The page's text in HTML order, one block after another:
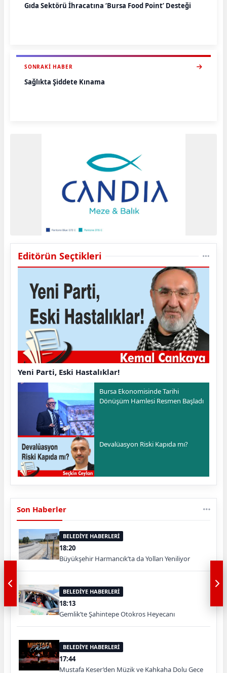
Gıda Sektörü İhracatına ‘Bursa Food Point’ Desteği
SONRAKI HABER
Sağlıkta Şiddete Kınama
Editörün Seçtikleri
Yeni Parti, Eski Hastalıklar!
Bursa Ekonomisinde Tarihi
Dönüşüm Hamlesi Resmen Başladı
Devalüasyon Riski Kapıda mı?
Son Haberler
BELEDİYE HABERLERİ
18:20
Büyükşehir Harmancık’ta da Yolları Yeniliyor
BELEDİYE HABERLERİ
18:13
Gemlik’te Şahintepe Otokros Heyecanı
BELEDİYE HABERLERİ
17:44
Mustafa Keser’den Müzik ve Kahkaha Dolu Gece